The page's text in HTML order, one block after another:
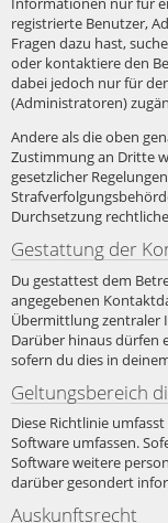
registrierte Benutzer,
Fragen dazu hast,
oder kontaktiere den
dabei jedoch nur für
(Administratoren)
Andere als die oben
Zustimmung an Dritte
gesetzlicher
Durchsetzung
Gestattung der
Du gestattest dem
angegebenen
Übermittlung zentraler
Darüber hinaus dürfen
sofern du dies in
Geltungsbereich
Diese Richtlinie
Software umfassen.
Software weitere
darüber gesondert
Auskunftsrecht